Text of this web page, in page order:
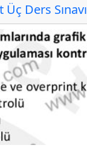
Ders Sınavı